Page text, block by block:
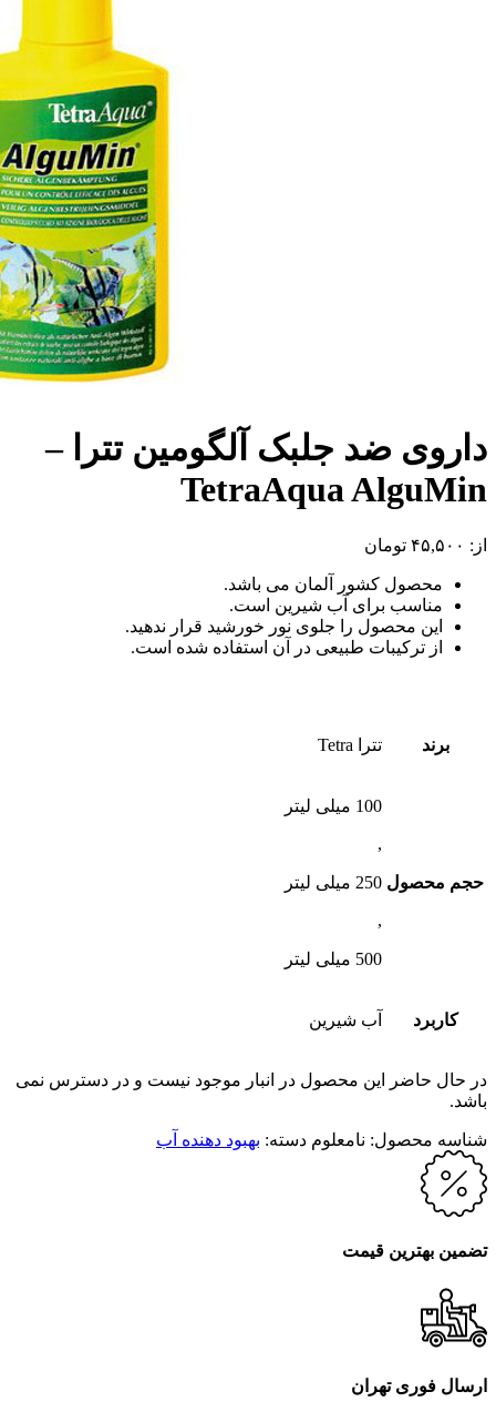
داروی ضد جلبک آلگومین تترا –
TetraAqua AlguMin
از: ۴۵,۵۰۰ تومان
محصول کشور آلمان می باشد.
مناسب برای آب شیرین است.
این محصول را جلوی نور خورشید قرار ندهید.
از ترکیبات طبیعی در آن استفاده شده است.
برند تترا Tetra
حجم محصول
100 میلی لیتر
,
250 میلی لیتر
,
500 میلی لیتر
کاربرد آب شیرین
در حال حاضر این محصول در انبار موجود نیست و در دسترس نمی
باشد.
شناسه محصول: نامعلوم دسته: بهبود دهنده آب
تضمین بهترین قیمت
ارسال فوری تهران